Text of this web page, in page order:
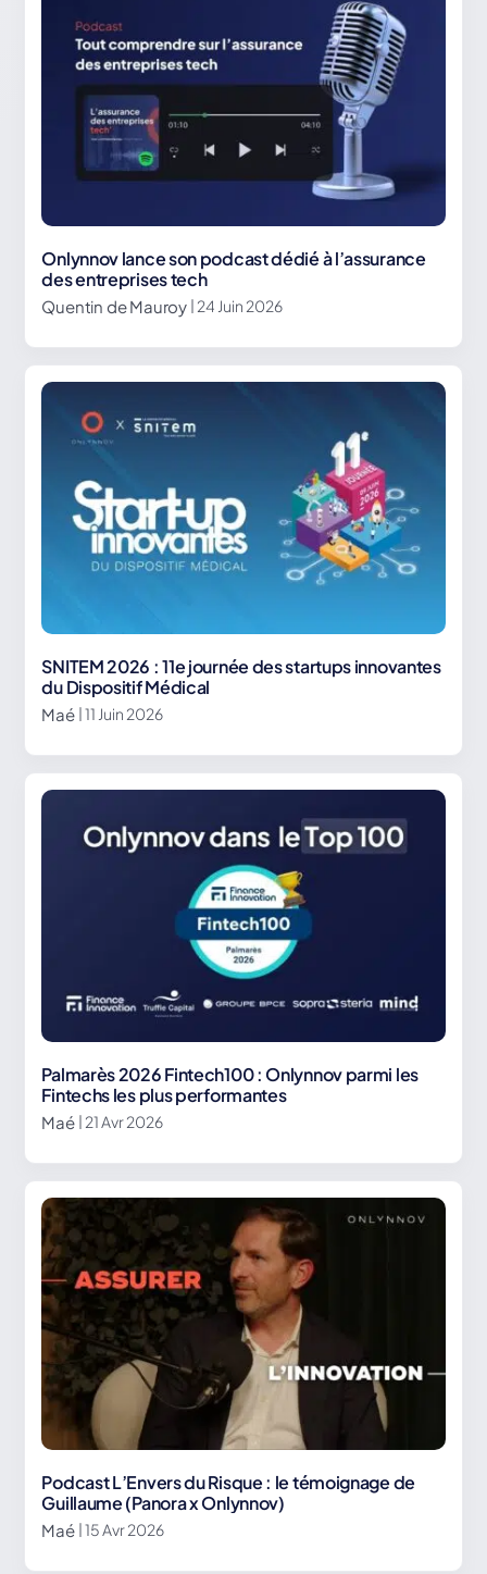
Onlynnov lance son podcast dédié à l’assurance
des entreprises tech
Quentin de Mauroy | 24 Juin 2026
SNITEM 2026 : 11e journée des startups innovantes
du Dispositif Médical
Maé | 11 Juin 2026
Palmarès 2026 Fintech100 : Onlynnov parmi les
Fintechs les plus performantes
Maé | 21 Avr 2026
Podcast L’Envers du Risque : le témoignage de
Guillaume (Panora x Onlynnov)
Maé | 15 Avr 2026